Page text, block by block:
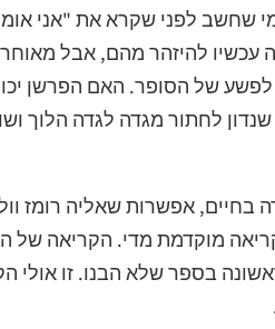
שחשב לפני שקרא את "אני
עכשיו להיזהר מהם, אבל
של הסופר. האם הפרשן
לחתור מגדה לגדה הלוך
אפשרות שאליה רומז
מוקדמת מדי. הקריאה של
בספר שלא הבנו. זו אולי